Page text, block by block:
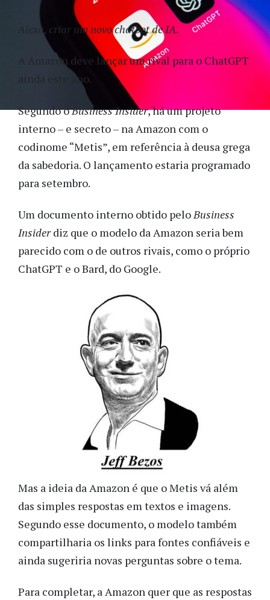
Alexa, criar um novo chatbot de IA.
A Amazon deve lançar um rival para o ChatGPT
ainda este ano.
Segundo oBusiness Insider, há um projeto
interno – e secreto – na Amazon com o
codinome “Metis”, em referência à deusa grega
da sabedoria. O lançamento estaria programado
para setembro.
Um documento interno obtido peloBusiness
Insiderdiz que o modelo da Amazon seria bem
parecido com o de outros rivais, como o próprio
ChatGPT e o Bard, do Google.
Mas a ideia da Amazon é que o Metis vá além
das simples respostas em textos e imagens.
Segundo esse documento, o modelo também
compartilharia os links para fontes confiáveis e
ainda sugeriria novas perguntas sobre o tema.
Para completar, a Amazon quer que as respostas